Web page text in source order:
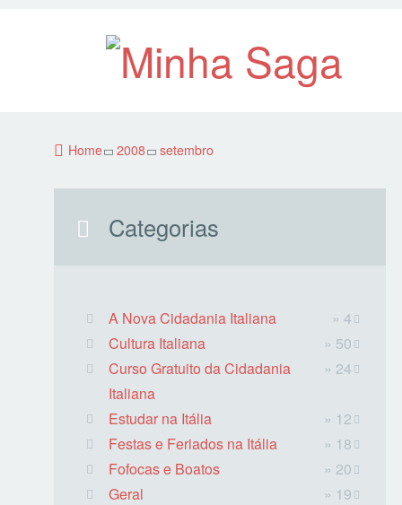
Home 2008 setembro
Categorias
A Nova Cidadania Italiana
» 4
Cultura Italiana
» 50
Curso Gratuito da Cidadania
Italiana
» 24
Estudar na Itália
» 12
Festas e Feriados na Itália
» 18
Fofocas e Boatos
» 20
Geral
» 19